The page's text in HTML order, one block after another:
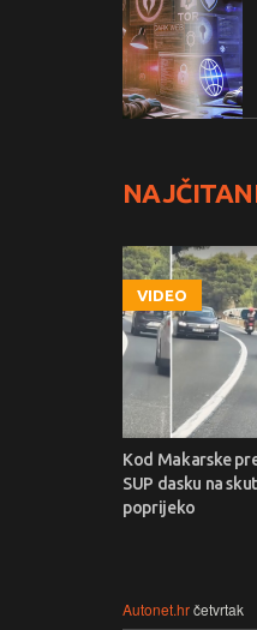
VIDEO
Kod Makarske
SUP dasku na
poprijeko
Autonet.hrčetvrtak